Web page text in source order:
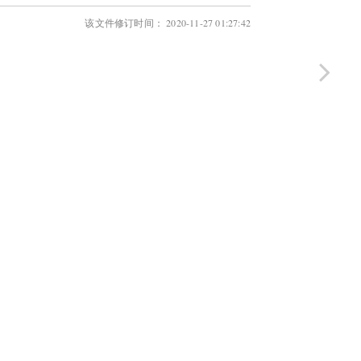
该文件修订时间： 2020-11-27 01:27:42